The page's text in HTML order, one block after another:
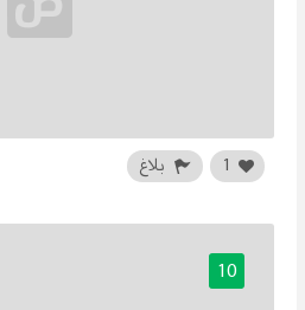
1 بلاغ
10